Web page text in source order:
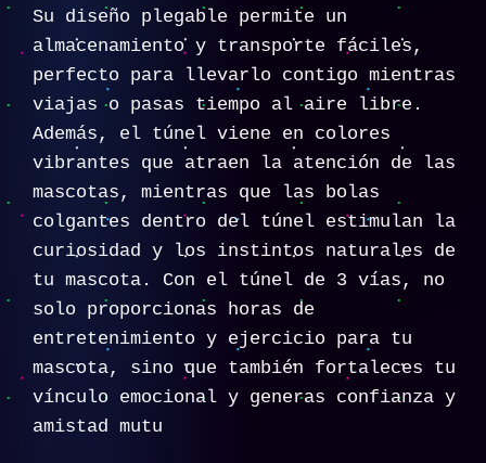
Su diseño plegable permite un
almacenamiento y transporte fáciles,
perfecto para llevarlo contigo mientras
viajas o pasas tiempo al aire libre.
Además, el túnel viene en colores
vibrantes que atraen la atención de las
mascotas, mientras que las bolas
colgantes dentro del túnel estimulan la
curiosidad y los instintos naturales de
tu mascota. Con el túnel de 3 vías, no
solo proporcionas horas de
entretenimiento y ejercicio para tu
mascota, sino que también fortaleces tu
vínculo emocional y generas confianza y
amistad mutu